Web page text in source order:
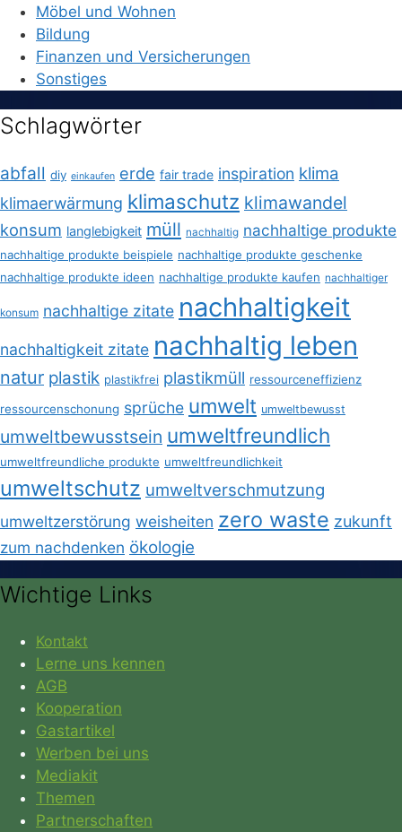
Möbel und Wohnen
Bildung
Finanzen und Versicherungen
Sonstiges
Schlagwörter
abfall diy einkaufen erde fair trade inspiration klima
klimaerwärmung klimaschutz klimawandel
konsum langlebigkeit müll nachhaltig nachhaltige produkte
nachhaltige produkte beispiele nachhaltige produkte geschenke
nachhaltige produkte ideen nachhaltige produkte kaufen nachhaltiger
konsum nachhaltige zitate nachhaltigkeit
nachhaltigkeit zitate nachhaltig leben
natur plastik plastikfrei plastikmüll ressourceneffizienz
ressourcenschonung sprüche umwelt umweltbewusst
umweltbewusstsein umweltfreundlich
umweltfreundliche produkte umweltfreundlichkeit
umweltschutz umweltverschmutzung
umweltzerstörung weisheiten zero waste zukunft
zum nachdenken ökologie
Wichtige Links
Kontakt
Lerne uns kennen
AGB
Kooperation
Gastartikel
Werben bei uns
Mediakit
Themen
Partnerschaften